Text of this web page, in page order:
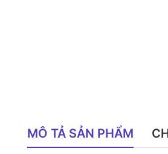
MÔ TẢ SẢN PHẨM